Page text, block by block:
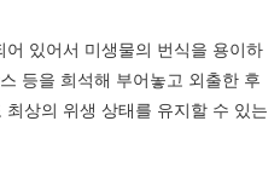
있어서 미생물의 번식을 용이하
등을 희석해 부어놓고 외출한 후
상의 위생 상태를 유지할 수 있는